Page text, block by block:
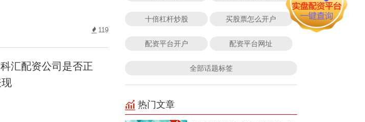
119
汇配资公司是否正
十倍杠杆炒股 买股票怎么开户
配资平台开户 配资平台网址
全部话题标签
热门文章